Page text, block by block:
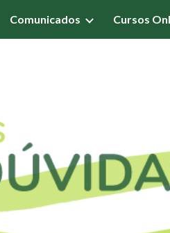
Comunicados Cursos